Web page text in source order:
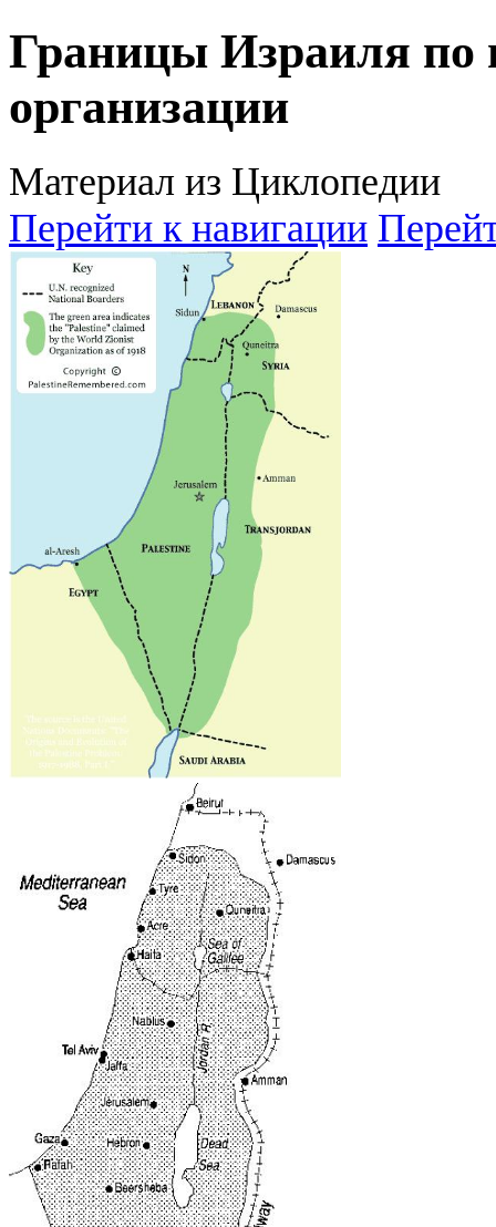
Границы Израиля по
организации
Материал из Циклопедии
Перейти к навигации